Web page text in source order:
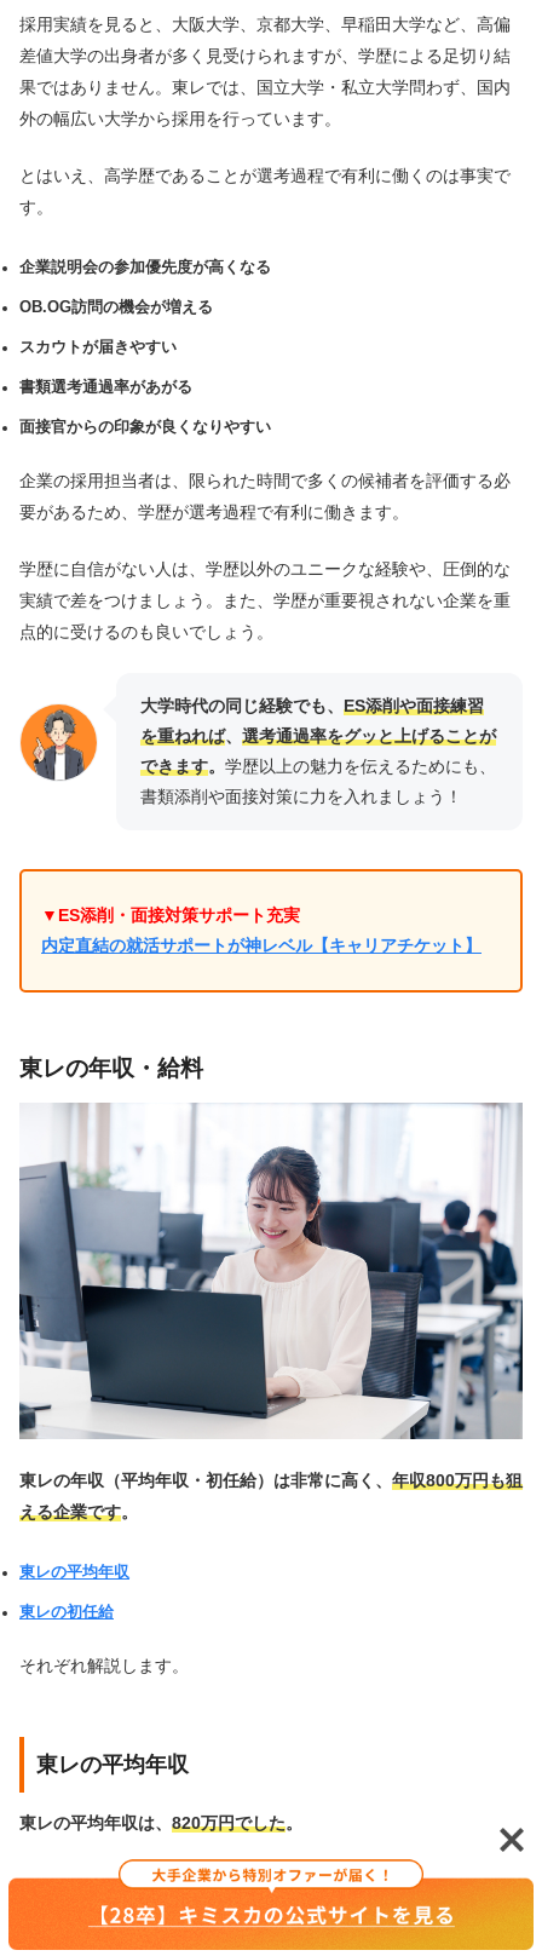
採用実績を見ると、大阪大学、京都大学、早稲田大学など、高偏
差値大学の出身者が多く見受けられますが、学歴による足切り結
果ではありません。東レでは、国立大学・私立大学問わず、国内
外の幅広い大学から採用を行っています。
とはいえ、高学歴であることが選考過程で有利に働くのは事実で
す。
企業説明会の参加優先度が高くなる
OB.OG訪問の機会が増える
スカウトが届きやすい
書類選考通過率があがる
面接官からの印象が良くなりやすい
企業の採用担当者は、限られた時間で多くの候補者を評価する必
要があるため、学歴が選考過程で有利に働きます。
学歴に自信がない人は、学歴以外のユニークな経験や、圧倒的な
実績で差をつけましょう。また、学歴が重要視されない企業を重
点的に受けるのも良いでしょう。
大学時代の同じ経験でも、 ES添削や面接練習
を重ねれば、 選考通過率をグッと上げることが
できます。 学歴以上の魅力を伝えるためにも、
書類添削や面接対策に力を入れましょう！
▼ES添削・面接対策サポート充実
内定直結の就活サポートが神レベル【キャリアチケット】
東レの年収・給料
東レの年収（平均年収・初任給）は非常に高く、 年収800万円も狙
える企業です。
東レの平均年収
東レの初任給
それぞれ解説します。
東レの平均年収
東レの平均年収は、 820万円でした。
この平均年収は、賞与及び基準外賃金等を含んだ額になります。